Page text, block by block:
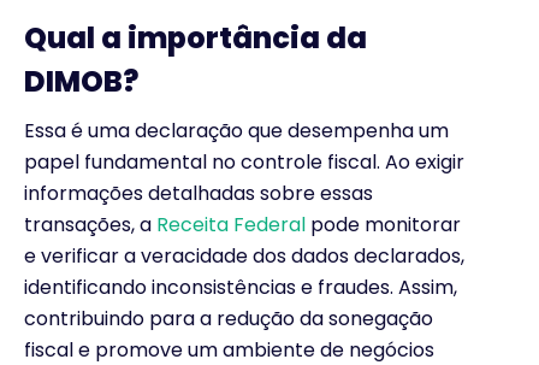
Qual a importância da
DIMOB?
Essa é uma declaração que desempenha um
papel fundamental no controle fiscal. Ao exigir
informações detalhadas sobre essas
transações, a Receita Federal pode monitorar
e verificar a veracidade dos dados declarados,
identificando inconsistências e fraudes. Assim,
contribuindo para a redução da sonegação
fiscal e promove um ambiente de negócios